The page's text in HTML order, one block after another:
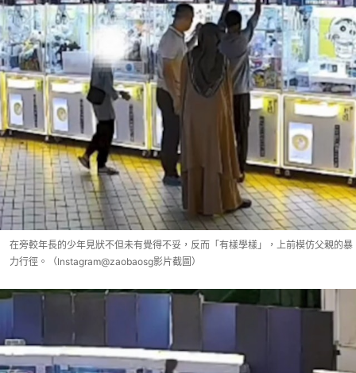
在旁較年長的少年見狀不但未有覺得不妥，反而「有樣學樣」，上前模仿父親的暴
力行徑。（Instagram@zaobaosg影片截圖）